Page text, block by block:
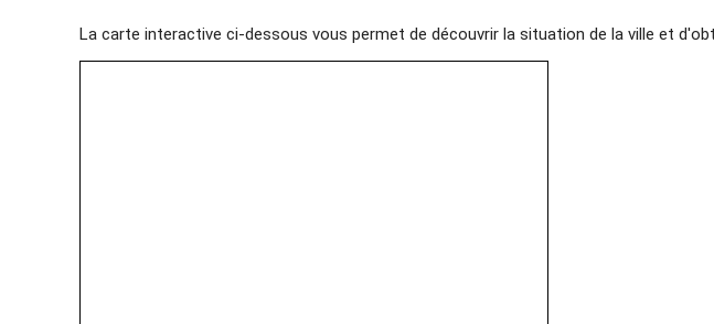
La carte interactive ci-dessous vous permet de découvrir la situation de la ville et